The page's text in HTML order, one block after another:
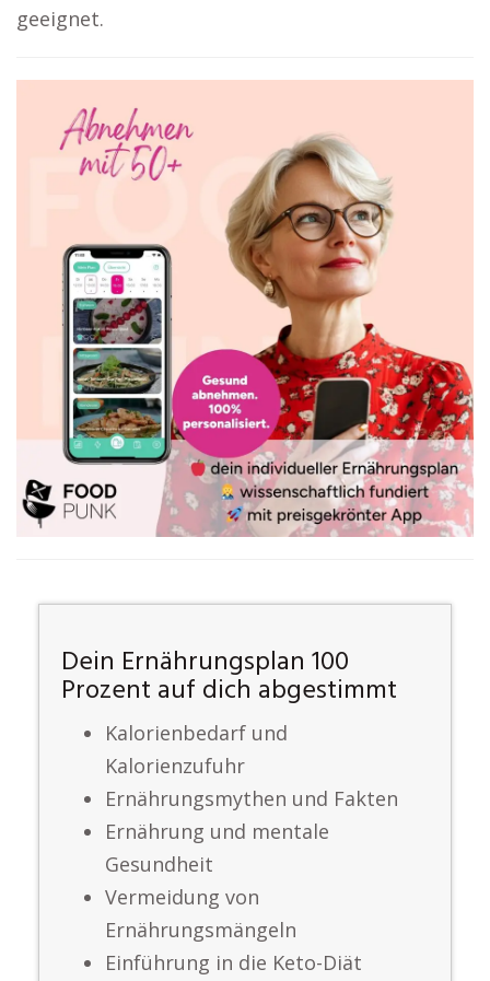
geeignet.
Dein Ernährungsplan 100
Prozent auf dich abgestimmt
Kalorienbedarf und
Kalorienzufuhr
Ernährungsmythen und Fakten
Ernährung und mentale
Gesundheit
Vermeidung von
Ernährungsmängeln
Einführung in die Keto-Diät